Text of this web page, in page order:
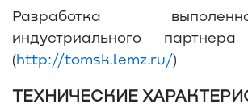
Разработка
индустриального
(http://tomsk.lemz.ru/)
ТЕХНИЧЕСКИЕ